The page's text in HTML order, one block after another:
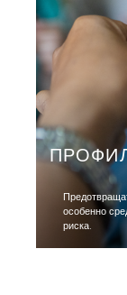
особенно
риска.